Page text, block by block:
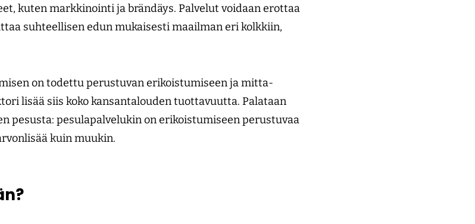
kuten markkinointi ja brändäys. Palvelut voidaan erottaa
suhteellisen edun mukaisesti maailman eri kolkkiin,
on todettu perustuvan erikoistumiseen ja mitta-
lisää siis koko kansantalouden tuottavuutta. Palataan
pesusta: pesulapalvelukin on erikoistumiseen perustuvaa
kuin muukin.